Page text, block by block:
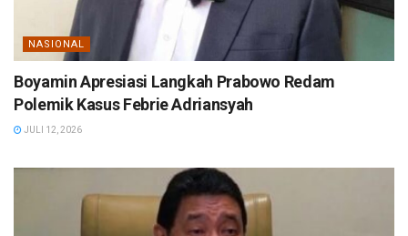
NASIONAL
Boyamin Apresiasi Langkah Prabowo Redam
Polemik Kasus Febrie Adriansyah
JULI 12, 2026